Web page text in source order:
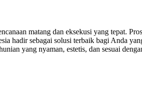
matang dan eksekusi yang tepat.
hadir sebagai solusi terbaik bagi Anda
yang nyaman, estetis, dan sesuai